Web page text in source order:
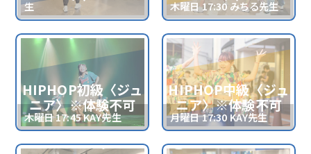
生
木曜日 17:30 みちる先生
HIPHOP初級〈ジュ
ニア〉※体験不可
木曜日 17:45 KAY先生
HIPHOP中級〈ジュ
ニア〉※体験不可
月曜日 17:30 KAY先生